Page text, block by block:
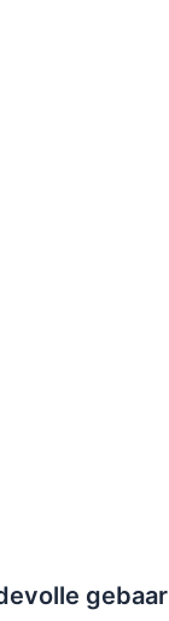
gebaar